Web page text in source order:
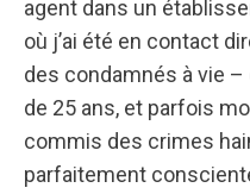
agent dans un
où j’ai été en contact
des condamnés à vie
de 25 ans, et parfois
commis des crimes
parfaitement